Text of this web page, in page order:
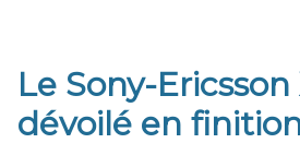
Le Sony-
dévoilé en